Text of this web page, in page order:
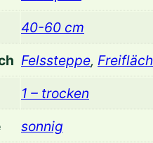
40-60 cm
Felssteppe,
1 – trocken
sonnig